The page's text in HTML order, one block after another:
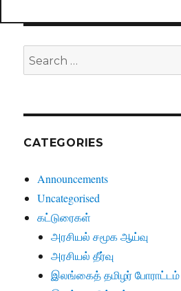
Search
for:
CATEGORIES
Announcements
Uncategorised
கட்டுரைகள்
அரசியல் சமூக ஆய்வு
அரசியல் தீர்வு
இலங்கைத் தமிழர் போராட்டம்